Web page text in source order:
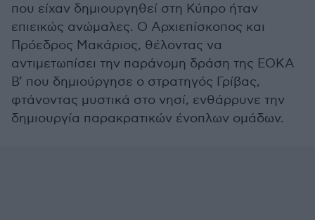
που είχαν δημιουργηθεί στη Κύπρο ήταν
επιεικώς ανώμαλες. Ο Αρχιεπίσκοπος και
Πρόεδρος Μακάριος, θέλοντας να
αντιμετωπίσει την παράνομη δράση της ΕΟΚΑ
Β’ που δημιούργησε ο στρατηγός Γρίβας,
φτάνοντας μυστικά στο νησί, ενθάρρυνε την
δημιουργία παρακρατικών ένοπλων ομάδων.